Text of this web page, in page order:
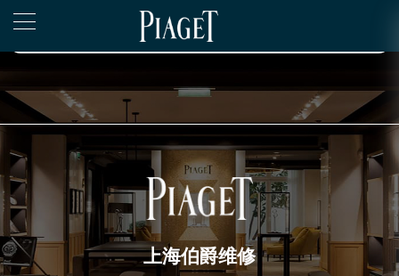
2026年6月伯爵售后服务中心最新网点地址：
上海市徐汇区虹桥路3号港汇中心写字楼2座37层3705室（需提前预约）
上海市黄浦区南京东路299号宏伊国际广场写字楼8层806室伯爵售后服务中心（需提前预约）
上海市徐汇区虹桥路3号港汇中心2座37层3705室伯爵售后服务中心（需提前预约）
上海伯爵维修